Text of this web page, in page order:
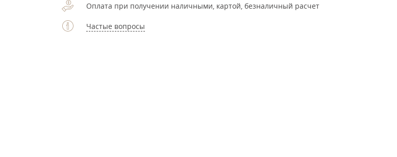
Оплата при получении наличными, картой, безналичный расчет
Частые вопросы